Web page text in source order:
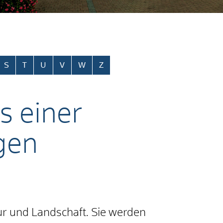
S T U V W Z
einer
und Landschaft. Sie werden